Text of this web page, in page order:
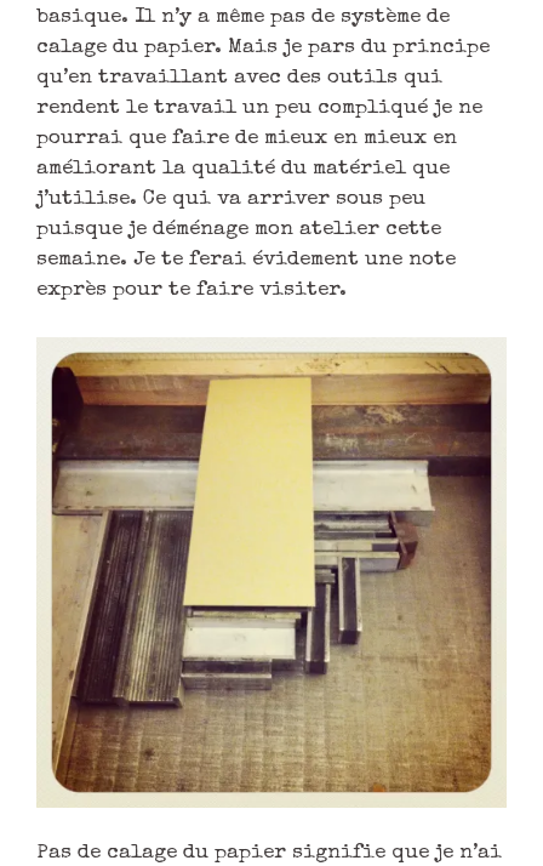
basique. Il n’y a même pas de système de
calage du papier. Mais je pars du principe
qu’en travaillant avec des outils qui
rendent le travail un peu compliqué je ne
pourrai que faire de mieux en mieux en
améliorant la qualité du matériel que
j’utilise. Ce qui va arriver sous peu
puisque je déménage mon atelier cette
semaine. Je te ferai évidement une note
exprès pour te faire visiter.
Pas de calage du papier signifie que je n’ai